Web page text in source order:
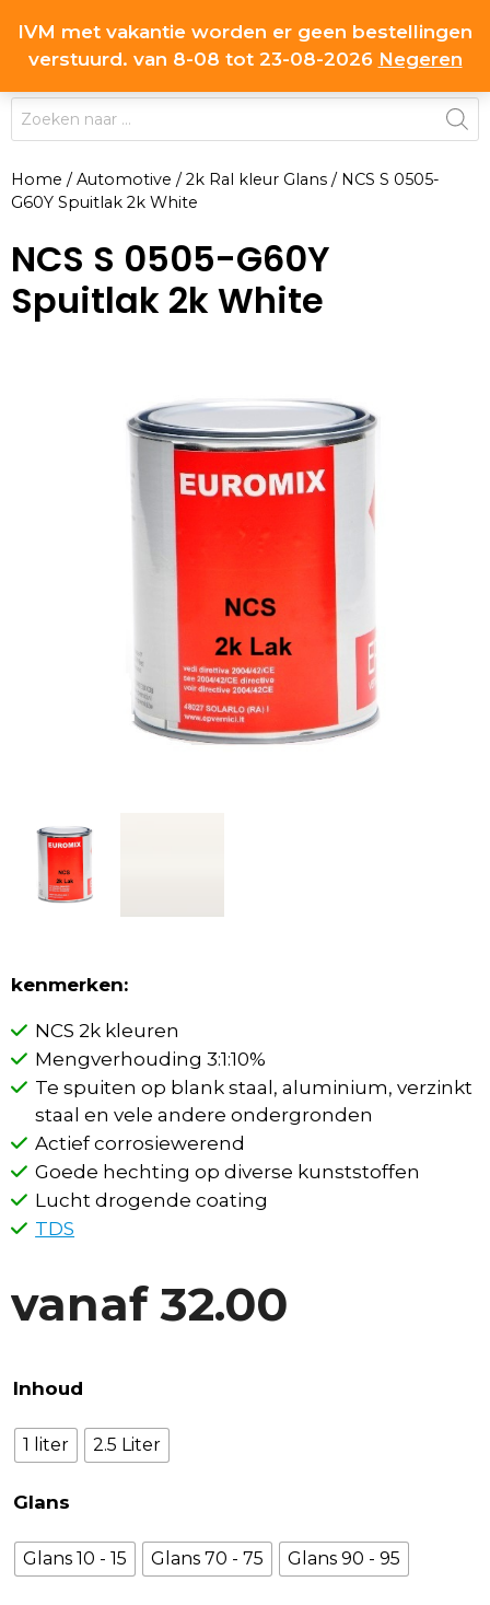
IVM met vakantie worden er geen bestellingen
verstuurd. van 8-08 tot 23-08-2026 Negeren
naar
inhoud
0 MENU
Producten
zoeken
Home /Automotive /2k Ral kleur Glans / NCS S 0505-
G60Y Spuitlak 2k White
NCS S 0505-G60Y
Spuitlak 2k White
kenmerken:
NCS 2k kleuren
Mengverhouding 3:1:10%
Te spuiten op blank staal, aluminium, verzinkt
staal en vele andere ondergronden
Actief corrosiewerend
Goede hechting op diverse kunststoffen
Lucht drogende coating
TDS
vanaf32.00
Inhoud
1 liter 2.5 Liter
Glans
Glans 10 - 15 Glans 70 - 75 Glans 90 - 95